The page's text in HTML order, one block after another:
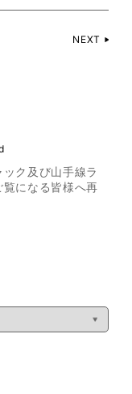
NEXT
ック及び山手線ラ
になる皆様へ再